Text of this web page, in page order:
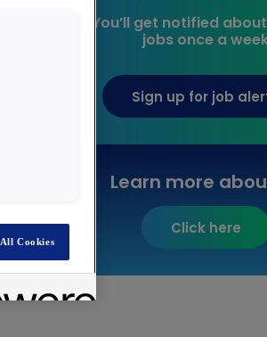
You’ll get notified
jobs once a
Sign up for job
Learn more
Click here
Cookies